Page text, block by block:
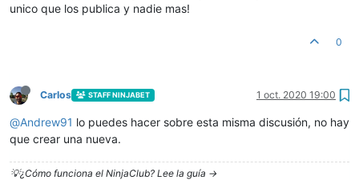
unico que los publica y nadie mas!
0
Carlos STAFF NINJABET 1 oct. 2020 19:00
@Andrew91 lo puedes hacer sobre esta misma discusión, no hay
que crear una nueva.
💡¿Cómo funciona el NinjaClub? Lee la guía ->